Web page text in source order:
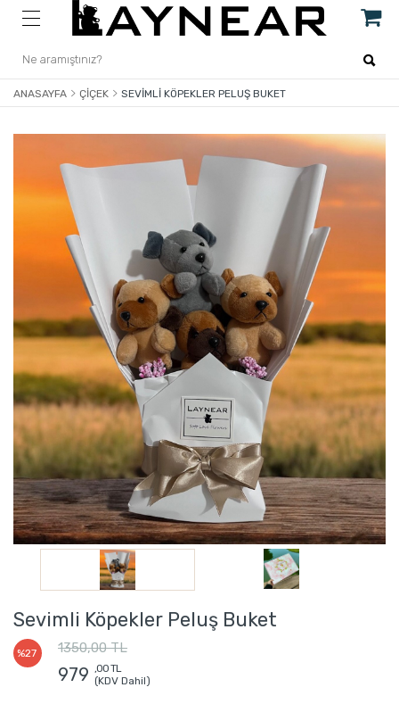
ANASAYFA ÇIÇEK SEVIMLI KÖPEKLER PELUŞ BUKET
Sevimli Köpekler Peluş Buket
%27 1350,00 TL
979 ,00 TL
(KDV Dahil)